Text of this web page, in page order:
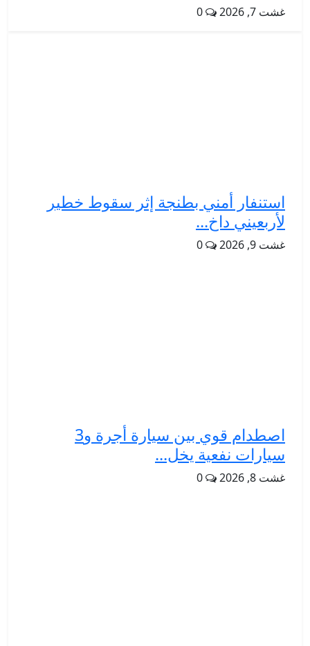
غشت 7, 2026 0
استنفار أمني بطنجة إثر سقوط خطير
لأربعيني داخ...
غشت 9, 2026 0
اصطدام قوي بين سيارة أجرة و3
سيارات نفعية يخل...
غشت 8, 2026 0